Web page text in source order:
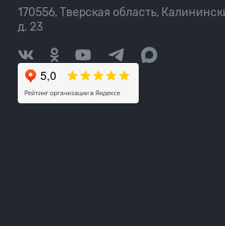
170556, Тверская область,
д. 23